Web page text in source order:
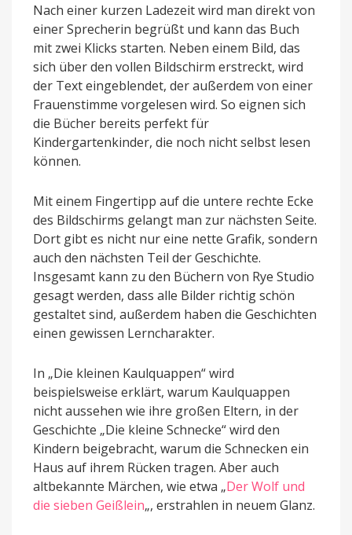
Nach einer kurzen Ladezeit wird man direkt von
einer Sprecherin begrüßt und kann das Buch
mit zwei Klicks starten. Neben einem Bild, das
sich über den vollen Bildschirm erstreckt, wird
der Text eingeblendet, der außerdem von einer
Frauenstimme vorgelesen wird. So eignen sich
die Bücher bereits perfekt für
Kindergartenkinder, die noch nicht selbst lesen
können.
Mit einem Fingertipp auf die untere rechte Ecke
des Bildschirms gelangt man zur nächsten Seite.
Dort gibt es nicht nur eine nette Grafik, sondern
auch den nächsten Teil der Geschichte.
Insgesamt kann zu den Büchern von Rye Studio
gesagt werden, dass alle Bilder richtig schön
gestaltet sind, außerdem haben die Geschichten
einen gewissen Lerncharakter.
In „Die kleinen Kaulquappen“ wird
beispielsweise erklärt, warum Kaulquappen
nicht aussehen wie ihre großen Eltern, in der
Geschichte „Die kleine Schnecke“ wird den
Kindern beigebracht, warum die Schnecken ein
Haus auf ihrem Rücken tragen. Aber auch
altbekannte Märchen, wie etwa „Der Wolf und
die sieben Geißlein„, erstrahlen in neuem Glanz.